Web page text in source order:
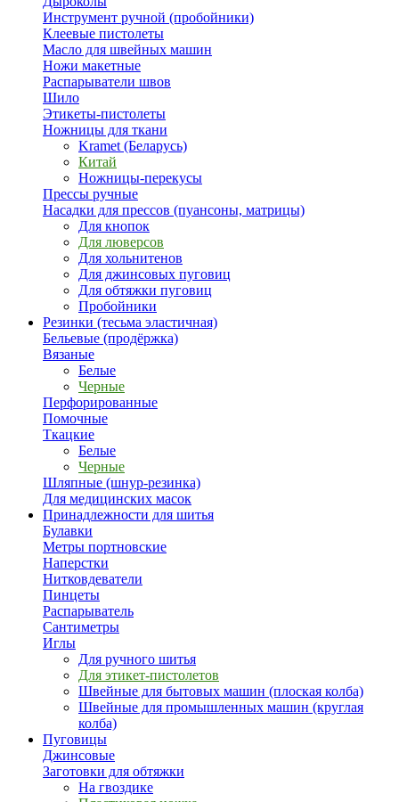
Инструмент ручной (пробойники)
Клеевые пистолеты
Масло для швейных машин
Ножи макетные
Распарыватели швов
Шило
Этикеты-пистолеты
Ножницы для ткани
Kramet (Беларусь)
Китай
Ножницы-перекусы
Прессы ручные
Насадки для прессов (пуансоны, матрицы)
Для кнопок
Для люверсов
Для хольнитенов
Для джинсовых пуговиц
Для обтяжки пуговиц
Пробойники
Резинки (тесьма эластичная)
Бельевые (продёржка)
Вязаные
Белые
Черные
Перфорированные
Помочные
Ткацкие
Белые
Черные
Шляпные (шнур-резинка)
Для медицинских масок
Принадлежности для шитья
Булавки
Метры портновские
Наперстки
Нитковдеватели
Пинцеты
Распарыватель
Сантиметры
Иглы
Для ручного шитья
Для этикет-пистолетов
Швейные для бытовых машин (плоская колба)
Швейные для промышленных машин (круглая
колба)
Пуговицы
Джинсовые
Заготовки для обтяжки
На гвоздике